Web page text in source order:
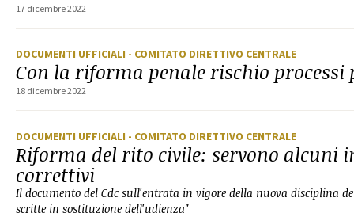
17 dicembre 2022
DOCUMENTI UFFICIALI - COMITATO DIRETTIVO CENTRALE
Con la riforma penale rischio
18 dicembre 2022
DOCUMENTI UFFICIALI - COMITATO DIRETTIVO CENTRALE
Riforma del rito civile: servono alcuni
correttivi
Il documento del Cdc sull'entrata in vigore della nuova disciplina
scritte in sostituzione dell'udienza"